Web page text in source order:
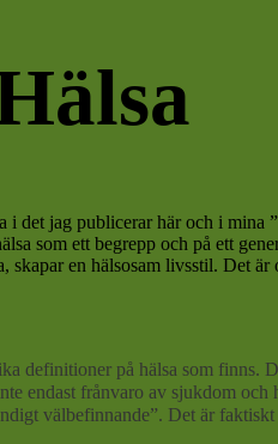
i det jag publicerar här och i
som ett begrepp och på ett
en hälsosam livsstil. Det
definitioner på hälsa som
endast frånvaro av sjukdom
välbefinnande”. Det är